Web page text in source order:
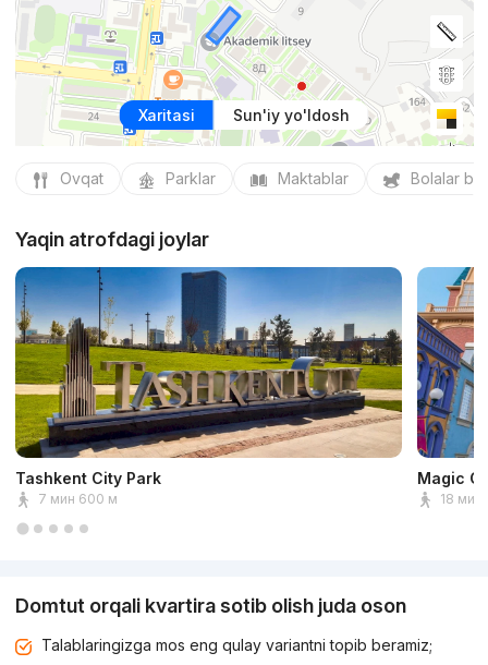
Xaritasi Sun'iy yo'ldosh
Ovqat Parklar Maktablar Bolalar
Yaqin atrofdagi joylar
Tashkent City Park
7 мин 600 м
Magic
18 мин
Domtut orqali kvartira sotib olish juda oson
Talablaringizga mos eng qulay variantni topib beramiz;